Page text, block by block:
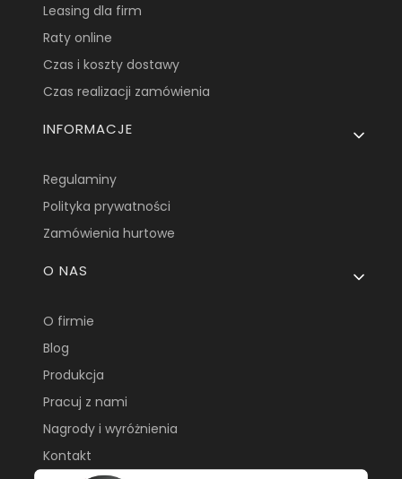
Leasing dla firm
Raty online
Czas i koszty dostawy
Czas realizacji zamówienia
INFORMACJE
Regulaminy
Polityka prywatności
Zamówienia hurtowe
O NAS
O firmie
Blog
Produkcja
Pracuj z nami
Nagrody i wyróżnienia
Kontakt